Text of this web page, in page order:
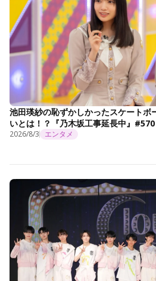
池田瑛紗の恥ずかしかったスケートボ
いとは！？『乃木坂工事延長中』#570
2026/8/3 エンタメ